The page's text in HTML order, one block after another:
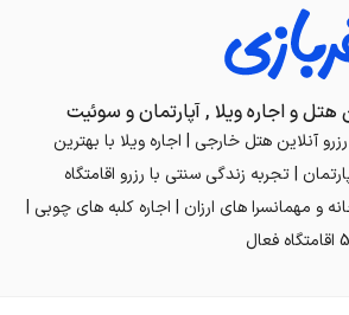
هتل و اجاره ویلا , آپارتمان و سوئیت
آنلاین هتل خارجی | اجاره ویلا با بهترین
| تجربه زندگی سنتی با رزرو اقامتگاه
و مهمانسرا های ارزان | اجاره کلبه های چوبی |